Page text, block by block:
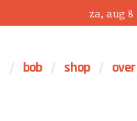
za, aug 8
bob shop